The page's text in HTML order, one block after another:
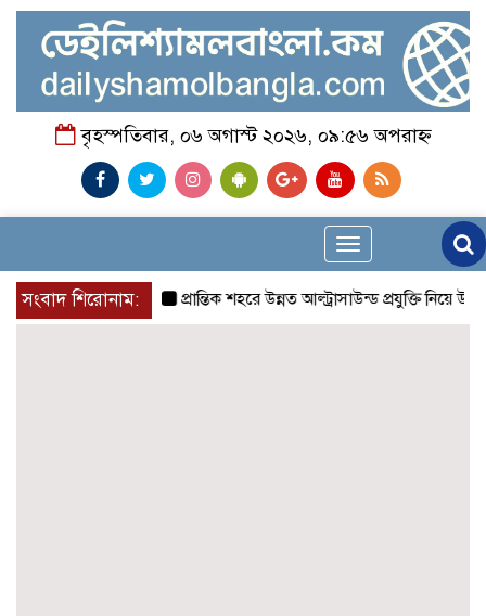
বৃহস্পতিবার, ০৬ অগাস্ট ২০২৬, ০৯:৫৬ অপরাহ্ন
Toggle
navigation
সংবাদ শিরোনাম:
প্রান্তিক শহরে উন্নত আল্ট্রাসাউন্ড প্রযুক্তি নিয়ে